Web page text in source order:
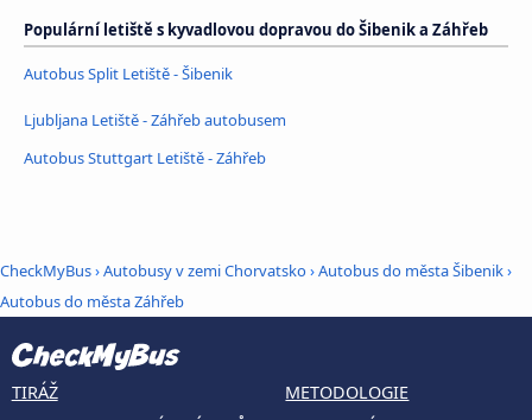
Populární letiště s kyvadlovou dopravou do Šibenik a Záhřeb
Autobus Split Letiště - Šibenik
Ljubljana Letiště - Záhřeb autobusem
Autobus Stuttgart Letiště - Záhřeb
CheckMyBus›Autobusy v zemi Chorvatsko›Autobus do města Šibenik›
Autobus do města Záhřeb
TIRÁŽ
METODOLOGIE